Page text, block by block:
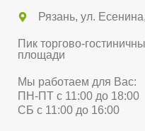
Рязань, ул.
Пик торгово-
площади
Мы работаем для Вас:
ПН-ПТ с 11:00 до 18:00
СБ с 11:00 до 16:00